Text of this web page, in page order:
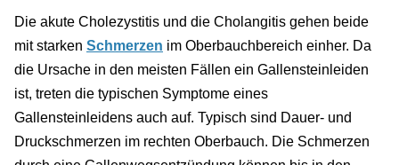
Die akute Cholezystitis und die Cholangitis gehen beide
mit starken Schmerzen im Oberbauchbereich einher. Da
die Ursache in den meisten Fällen ein Gallensteinleiden
ist, treten die typischen Symptome eines
Gallensteinleidens auch auf. Typisch sind Dauer- und
Druckschmerzen im rechten Oberbauch. Die Schmerzen